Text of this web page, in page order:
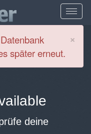
×
später erneut.
deine